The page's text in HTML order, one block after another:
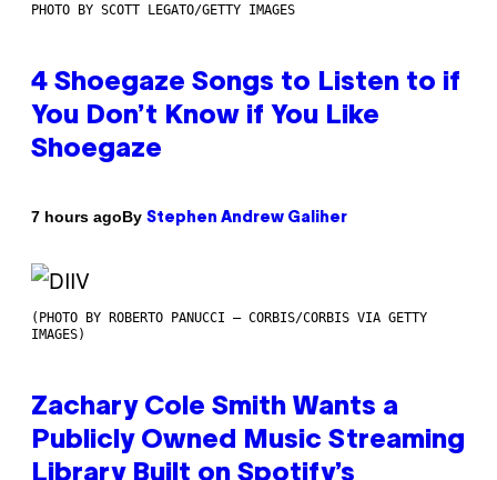
PHOTO BY SCOTT LEGATO/GETTY IMAGES
4 Shoegaze Songs to Listen to if
You Don’t Know if You Like
Shoegaze
7 hours agoBy Stephen Andrew Galiher
(PHOTO BY ROBERTO PANUCCI – CORBIS/CORBIS VIA GETTY
IMAGES)
Zachary Cole Smith Wants a
Publicly Owned Music Streaming
Library Built on Spotify’s